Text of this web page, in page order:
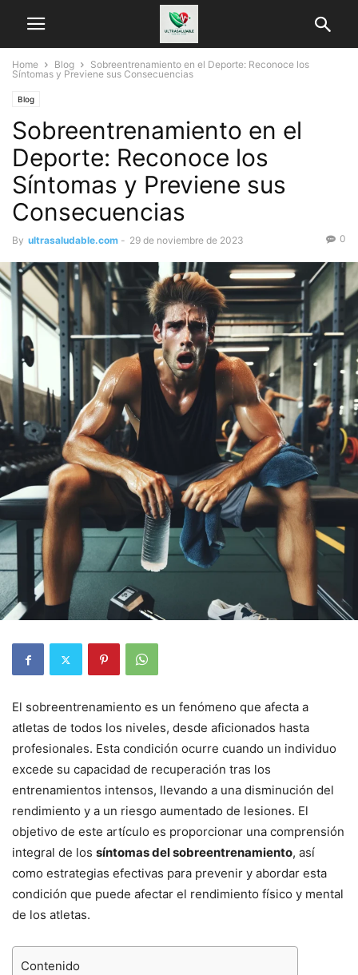
Home Blog
Sobreentrenamiento en el Deporte: Reconoce los
Síntomas y Previene sus Consecuencias
Blog
Sobreentrenamiento en el
Deporte: Reconoce los
Síntomas y Previene sus
Consecuencias
By ultrasaludable.com - 29 de noviembre de 2023 0
El sobreentrenamiento es un fenómeno que afecta a
atletas de todos los niveles, desde aficionados hasta
profesionales. Esta condición ocurre cuando un individuo
excede su capacidad de recuperación tras los
entrenamientos intensos, llevando a una disminución del
rendimiento y a un riesgo aumentado de lesiones. El
objetivo de este artículo es proporcionar una comprensión
integral de los síntomas del sobreentrenamiento, así
como estrategias efectivas para prevenir y abordar esta
condición que puede afectar el rendimiento físico y mental
de los atletas.
Contenido